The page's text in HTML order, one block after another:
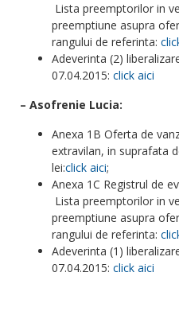
Lista preemptorilor in
preemptiune asupra
rangului de referinta:
Adeverinta (2)
07.04.2015: click aici
– Asofrenie Lucia:
Anexa 1B Oferta de
extravilan, in suprafata
lei:click aici;
Anexa 1C Registrul de
Lista preemptorilor in
preemptiune asupra
rangului de referinta:
Adeverinta (1)
07.04.2015: click aici